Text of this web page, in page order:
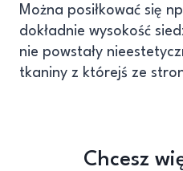
Można posiłkować się
dokładnie wysokość
nie powstały
tkaniny z którejś ze
Chcesz